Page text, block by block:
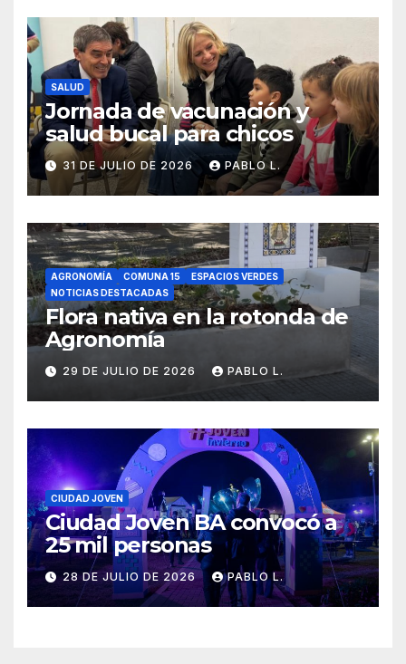
SALUD
Jornada de vacunación y
salud bucal para chicos
31 DE JULIO DE 2026 PABLO L.
AGRONOMÍA COMUNA 15
ESPACIOS VERDES
NOTICIAS DESTACADAS
Flora nativa en la rotonda de
Agronomía
29 DE JULIO DE 2026 PABLO L.
CIUDAD JOVEN
Ciudad Joven BA convocó a
25 mil personas
28 DE JULIO DE 2026 PABLO L.